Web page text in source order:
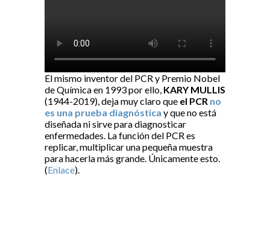
El mismo inventor del PCR y Premio Nobel
de Química en 1993 por ello, KARY MULLIS
(1944-2019), deja muy claro que el PCR no
es una prueba diagnóstica y que no está
diseñada ni sirve para diagnosticar
enfermedades. La función del PCR es
replicar, multiplicar una pequeña muestra
para hacerla más grande. Únicamente esto.
(Enlace).